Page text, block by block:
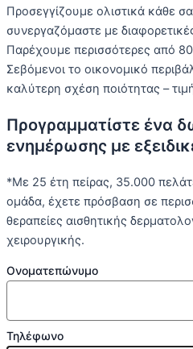
Προσεγγίζουμε ολιστικά κάθε
συνεργαζόμαστε με
Παρέχουμε περισσότερες από 80
Σεβόμενοι το οικονομικό
καλύτερη σχέση ποιότητας –
Προγραμματίστε ένα
ενημέρωσης με
*Με 25 έτη πείρας, 35.000
ομάδα, έχετε πρόσβαση σε
θεραπείες αισθητικής
χειρουργικής.
Ονοματεπώνυμο
Τηλέφωνο